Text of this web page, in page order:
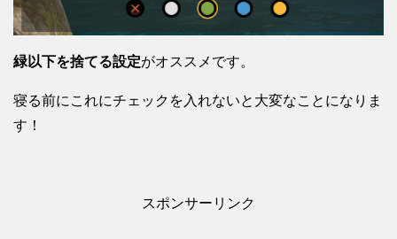
緑以下を捨てる設定がオススメです。
寝る前にこれにチェックを入れないと大変なことになりま
す！
スポンサーリンク